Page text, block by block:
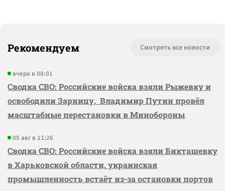
Рекомендуем Смотреть все новости
вчера в 08:01
Сводка СВО: Российские войска взяли Рыжевку и
освободили Зарницу, Владимир Путин провёл
масштабные перестановки в Минобороны
05 авг в 11:26
Сводка СВО: Российские войска взяли Бикташевку
в Харьковской области, украинская
промышленность встаёт из-за остановки портов